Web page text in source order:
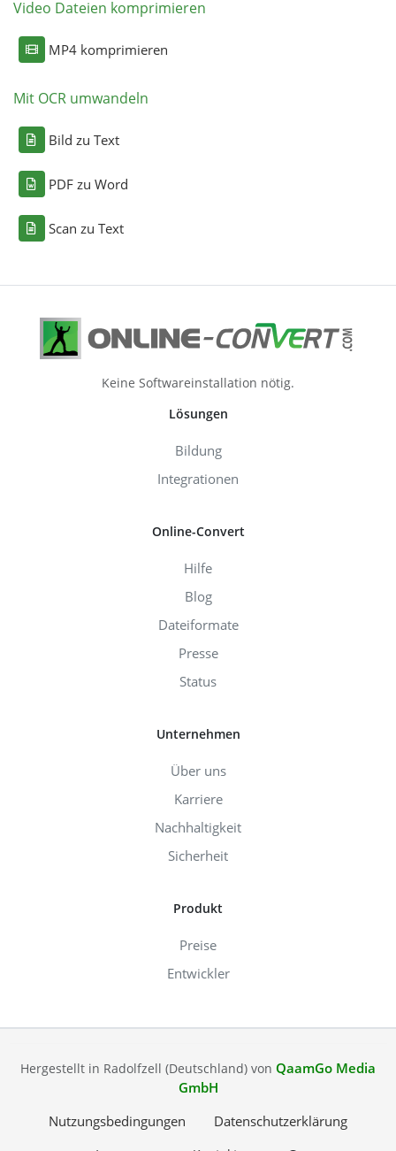
Video Dateien komprimieren
MP4 komprimieren
Mit OCR umwandeln
Bild zu Text
PDF zu Word
Scan zu Text
Keine Softwareinstallation nötig.
Lösungen
Bildung
Integrationen
Online-Convert
Hilfe
Blog
Dateiformate
Presse
Status
Unternehmen
Über uns
Karriere
Nachhaltigkeit
Sicherheit
Produkt
Preise
Entwickler
Hergestellt in Radolfzell (Deutschland) von QaamGo Media
GmbH
Nutzungsbedingungen
Datenschutzerklärung